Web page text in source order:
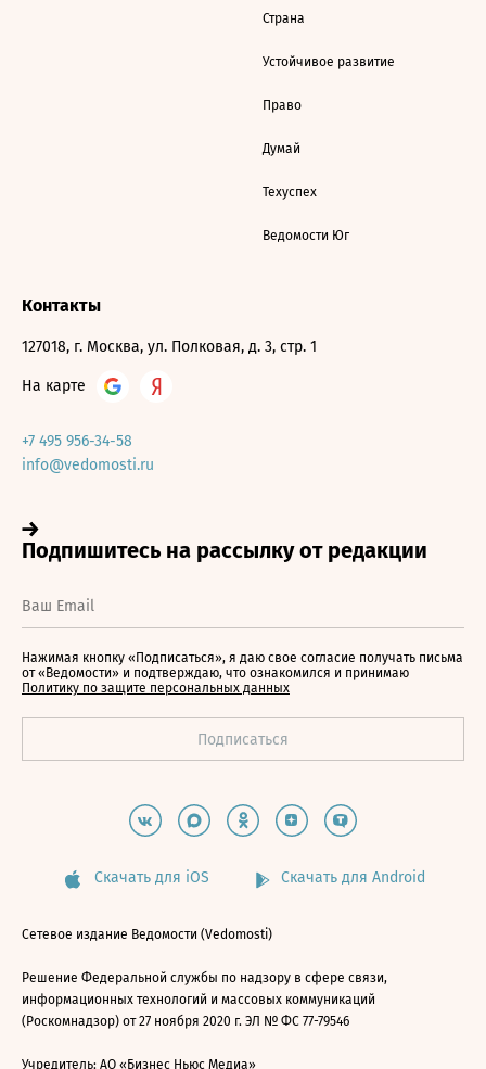
Страна
Устойчивое развитие
Право
Думай
Техуспех
Ведомости Юг
Контакты
127018, г. Москва, ул. Полковая, д. 3, стр. 1
На карте
+7 495 956-34-58
info@vedomosti.ru
Нажимая кнопку «Подписаться», я даю свое согласие получать письма
от «Ведомости» и подтверждаю, что ознакомился и принимаю
Политику по защите персональных данных
Скачать для iOS Скачать для Android
Сетевое издание Ведомости (Vedomosti)
Решение Федеральной службы по надзору в сфере связи,
информационных технологий и массовых коммуникаций
(Роскомнадзор) от 27 ноября 2020 г. ЭЛ № ФС 77-79546
Учредитель: АО «Бизнес Ньюс Медиа»